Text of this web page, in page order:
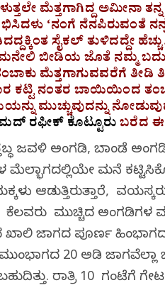
ಮೆತ್ತಗಾಗಿದ್ದ ಅಮೀನಾ
‘ನಂಗೆ ನೆನಪಿರುವಂತೆ
ಸೈಕಲ್‌ ತುಳಿದದ್ದೇ
ಬೀಡಿಯ ಜೊತೆ ನಮ್ಮ
ಮೆತ್ತಗಾಗುವವರೆಗೆ ತೀಡಿ
ಕಟ್ಟಿ ನಂತರ ಬಾಯಿಯಿಂದ
ಮುಚ್ಚುವುದನ್ನು
ರಫೀಕ್‌ ಕೊಟ್ಟೂರುಬರೆದ ಈ
ಜವಳಿ ಅಂಗಡಿ, ಬಾಂಡೆ
ಮೆಲ್ಭಾಗದಲ್ಲಿಯೇ ಮನೆ
ಆಡುತ್ತಿರುತ್ತಾರೆ,
ಕೆಲವರು ಮುಚ್ಚಿದ ಅಂಗಡಿಗಳ
ಜಾಗದ ಪೂರ್ಣ ಹಿಂಭಾಗದ
20 ಅಡಿ ಜಾಗವೆಲ್ಲಾ
ರಾತ್ರಿ 10 ಗಂಟೆಗೆ